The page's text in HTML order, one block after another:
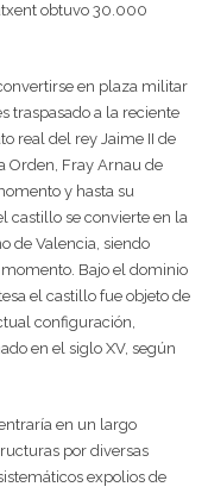
obtuvo 30.000
en plaza militar
traspasado a la reciente
real del rey Jaime II de
Orden, Fray Arnau de
y hasta su
castillo se convierte en la
de Valencia, siendo
Bajo el dominio
el castillo fue objeto de
configuración,
en el siglo XV, según
en un largo
por diversas
expolios de